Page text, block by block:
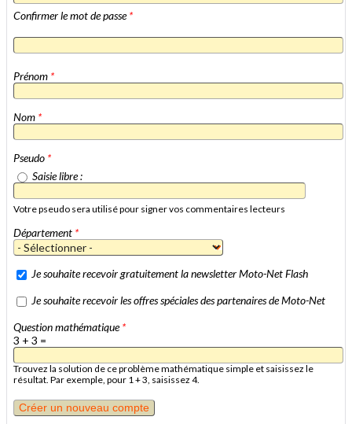
Confirmer le mot de passe*
Prénom *
Nom *
Pseudo *
Saisie libre :
Votre pseudo sera utilisé pour signer vos commentaires lecteurs
Département *
Je souhaite recevoir gratuitement la newsletter Moto-Net Flash
Je souhaite recevoir les offres spéciales des partenaires de Moto-Net
Question mathématique*
3 + 3 =
Trouvez la solution de ce problème mathématique simple et saisissez le
résultat. Par exemple, pour 1 + 3, saisissez 4.